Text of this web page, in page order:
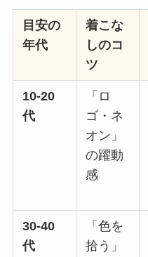
目安の
年代
着こな
しのコ
ツ
10-20
代
「ロ
ゴ・ネ
オン」
の躍動
感
30-40
代
「色を
拾う」